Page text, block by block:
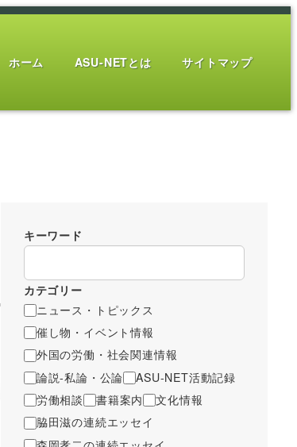
ホーム ASU-NETとは サイトマップ
キーワード
カテゴリー
ニュース・トピックス
催し物・イベント情報
外国の労働・社会関連情報
論説-私論・公論
ASU-NET活動記録
労働相談
書籍案内
文化情報
脇田滋の連続エッセイ